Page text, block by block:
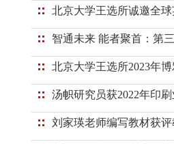
北京大学王选所诚邀全
智通未来 能者聚首：第
北京大学王选所2023年
汤帜研究员获2022年印
刘家瑛老师编写教材获